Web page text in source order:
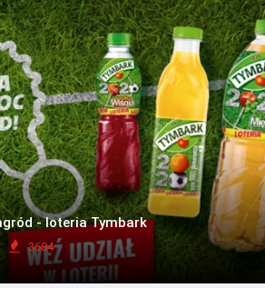
- loteria Tymbark
3684